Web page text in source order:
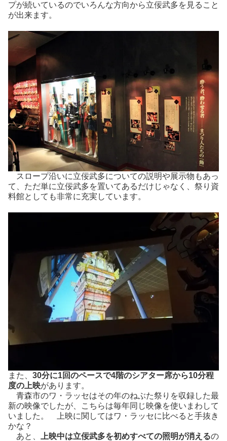
プが続いているのでいろんな方向から立佞武多を見ること
が出来ます。
スロープ沿いに立佞武多についての説明や展示物もあっ
て、ただ単に立佞武多を置いてあるだけじゃなく、祭り資
料館としても非常に充実しています。
また、 30分に1回のペースで4階のシアター席から10分程
度の上映があります。
青森市のワ・ラッセはその年のねぶた祭りを収録した最
新の映像でしたが、こちらは毎年同じ映像を使いまわして
いました。 上映に関してはワ・ラッセに比べると手抜き
かな？
あと、
上映中は立佞武多を初めすべての照明が消えるの